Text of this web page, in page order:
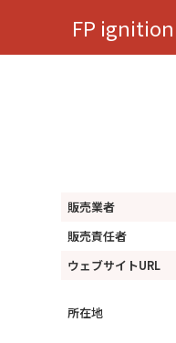
FP ignition
販売業者
販売責任者
ウェブサイトURL
所在地